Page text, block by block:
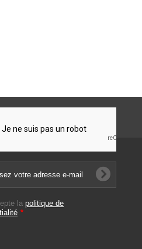
la politique de
*